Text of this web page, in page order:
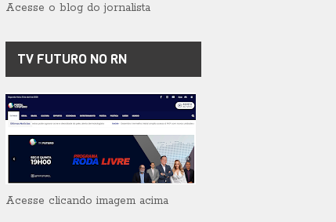
Acesse o blog do jornalista
TV FUTURO NO RN
Acesse clicando imagem acima